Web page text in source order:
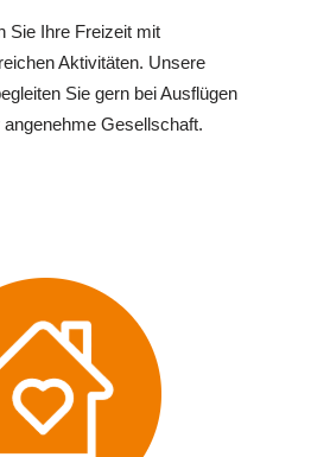
Sie Ihre Freizeit mit
Aktivitäten. Unsere
Sie gern bei Ausflügen
angenehme Gesellschaft.